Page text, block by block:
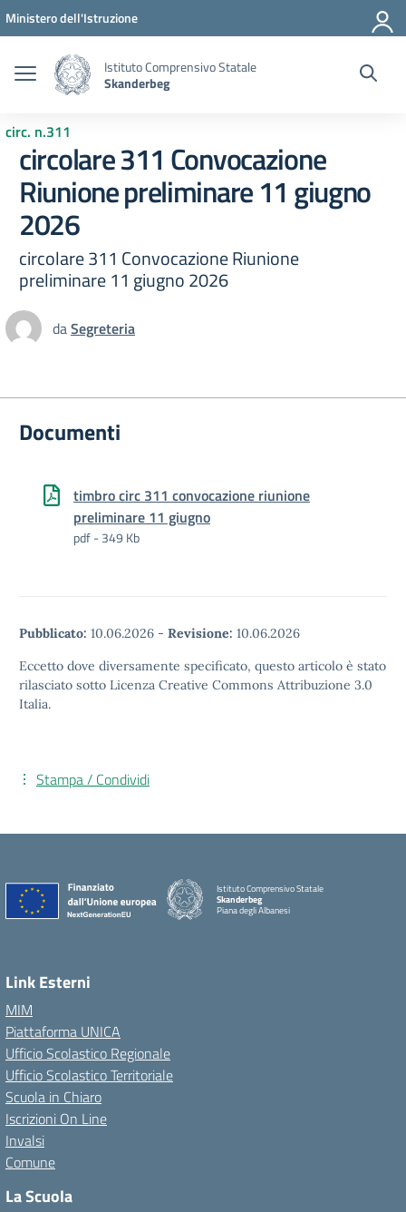
Vai ai contenuti
Vai al menu di navigazione
Vai al footer
Ministero dell'Istruzione
Istituto Comprensivo Statale
Skanderbeg
circ. n.311
circolare 311 Convocazione
Riunione preliminare 11 giugno
2026
circolare 311 Convocazione Riunione
preliminare 11 giugno 2026
daSegreteria
Documenti
timbro circ 311 convocazione riunione
preliminare 11 giugno
pdf - 349 Kb
Pubblicato: 10.06.2026 - Revisione: 10.06.2026
Eccetto dove diversamente specificato, questo articolo è stato
rilasciato sotto Licenza Creative Commons Attribuzione 3.0
Italia.
Stampa / Condividi
Istituto Comprensivo Statale
Skanderbeg
Piana degli Albanesi
Link Esterni
MIM
Piattaforma UNICA
Ufficio Scolastico Regionale
Ufficio Scolastico Territoriale
Scuola in Chiaro
Iscrizioni On Line
Invalsi
Comune
La Scuola